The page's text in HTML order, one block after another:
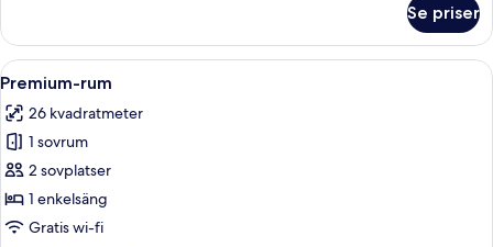
parken
-
kingsize-
utsikt
parken
Se priser
Öppna
alla
foton
för
Premium-
rum
Ett hotellrum med en stor säng, två
8
Premium-rum
26 kvadratmeter
1 sovrum
2 sovplatser
1 enkelsäng
Gratis wi-fi